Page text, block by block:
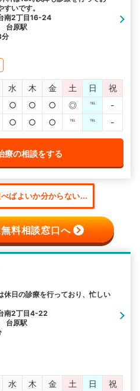
いです。
南2丁目16-24
台原駅
分
水 木 金 土 日
祝
○ ○ ○ ◎ ℡
-
○ ○ ○ ℡ ℡ -
療の相談をする
ばよいか分からない...
料相談窓口へ
休日の診療を行っており、忙しい
南2丁目4-22
台原駅
水 木 金 土 日
祝